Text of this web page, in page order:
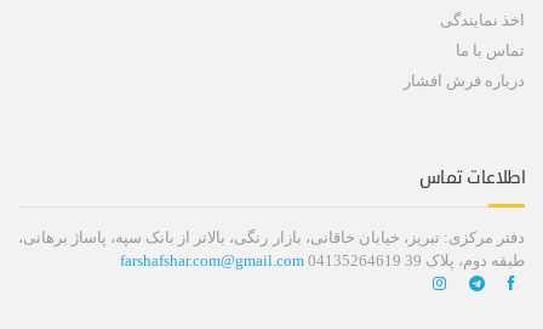
اخذ نمایندگی
تماس با ما
درباره فرش افشار
اطلاعات تماس
دفتر مرکزی: تبریز، خیابان خاقانی، بازار رنگی، بالاتر از بانک سپه، پاساژ برهانی،
طبقه دوم، پلاک 39 04135264619
farshafshar.com@gmail.com